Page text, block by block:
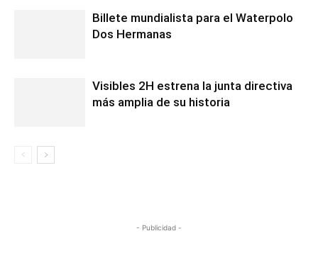
Billete mundialista para el Waterpolo
Dos Hermanas
Visibles 2H estrena la junta directiva
más amplia de su historia
- Publicidad -